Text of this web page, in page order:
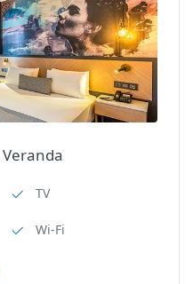
сейф
—
TV
Wi-Fi